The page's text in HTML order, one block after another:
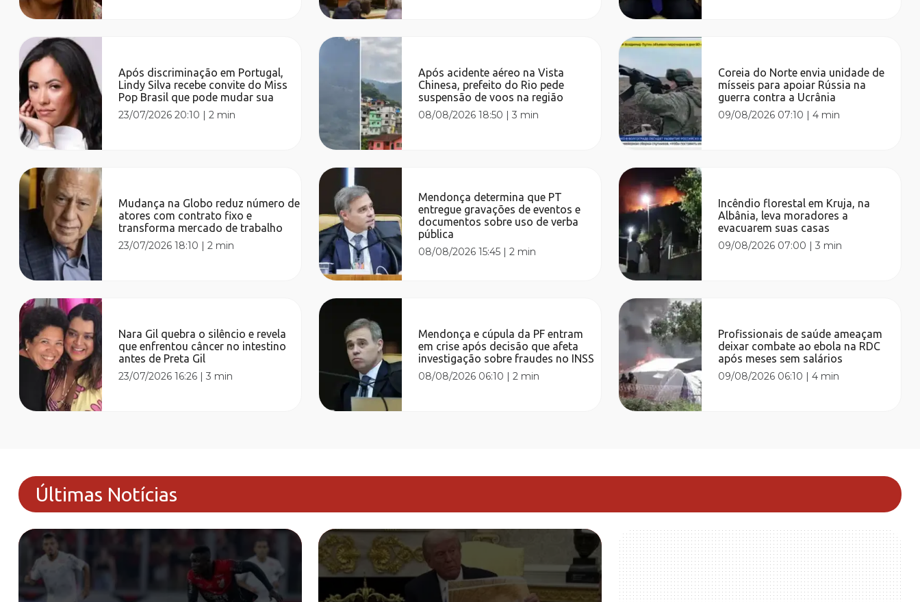
Após discriminação em Portugal,
Lindy Silva recebe convite do Miss
Pop Brasil que pode mudar sua
23/07/2026 20:10 |2 min
Mudança na Globo reduz número de
atores com contrato fixo e
transforma mercado de trabalho
23/07/2026 18:10 |2 min
Nara Gil quebra o silêncio e revela
que enfrentou câncer no intestino
antes de Preta Gil
23/07/2026 16:26 |3 min
Após acidente aéreo na Vista
Chinesa, prefeito do Rio pede
suspensão de voos na região
08/08/2026 18:50 |3 min
Mendonça determina que PT
entregue gravações de eventos e
documentos sobre uso de verba
pública
08/08/2026 15:45 |2 min
Mendonça e cúpula da PF entram
em crise após decisão que afeta
investigação sobre fraudes no INSS
08/08/2026 06:10 |2 min
Coreia do Norte envia unidade de
mísseis para apoiar Rússia na
guerra contra a Ucrânia
09/08/2026 07:10 |4 min
Incêndio florestal em Kruja, na
Albânia, leva moradores a
evacuarem suas casas
09/08/2026 07:00 |3 min
Profissionais de saúde ameaçam
deixar combate ao ebola na RDC
após meses sem salários
09/08/2026 06:10 |4 min
Últimas Notícias